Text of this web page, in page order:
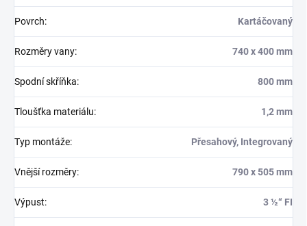
Povrch: Kartáčovaný
Rozměry vany: 740 x 400 mm
Spodní skříňka: 800 mm
Tloušťka materiálu: 1,2 mm
Typ montáže: Přesahový, Integrovaný
Vnější rozměry: 790 x 505 mm
Výpust: 3 ½“ FI